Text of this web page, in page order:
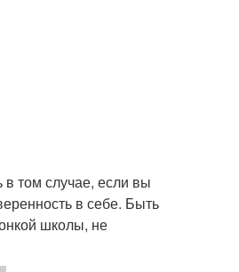
в том случае, если вы
в себе. Быть
школы, не